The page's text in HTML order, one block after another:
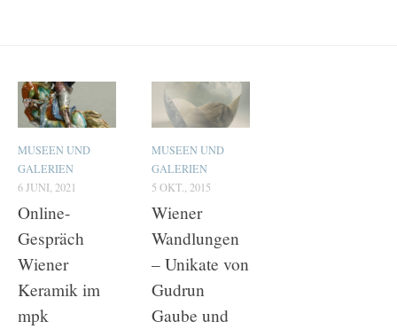
MUSEEN UND
GALERIEN
6 JUNI, 2021
Online-
Gespräch
Wiener
Keramik im
mpk
MUSEEN UND
GALERIEN
5 OKT., 2015
Wiener
Wandlungen
– Unikate von
Gudrun
Gaube und